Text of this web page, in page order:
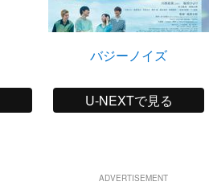
バジーノイズ
U-NEXTで見る
ADVERTISEMENT